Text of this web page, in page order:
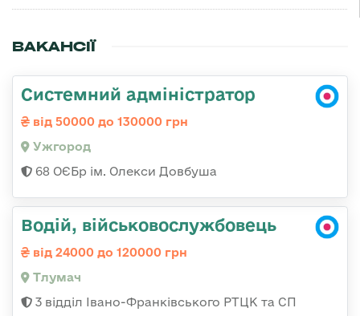
ВАКАНСІЇ
Системний адміністратор
від 50000 до 130000 грн
Ужгород
68 ОЄБр ім. Олекси Довбуша
Водій, військовослужбовець
від 24000 до 120000 грн
Тлумач
3 відділ Івано-Франківського РТЦК та СП